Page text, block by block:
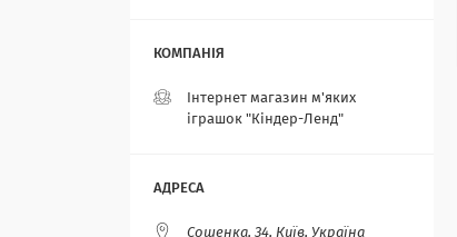
Інтернет магазин м'яких
іграшок "Кіндер-Ленд"
Сошенка, 34, Київ, Україна